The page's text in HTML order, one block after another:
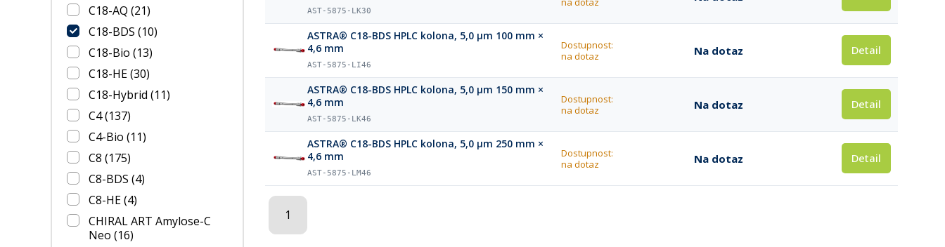
C18-AQ (21)
C18-BDS (10)
C18-Bio (13)
C18-HE(30)
C18-Hybrid (11)
C4(137)
C4-Bio (11)
C8 (175)
C8-BDS (4)
C8-HE(4)
CHIRAL ART Amylose-C
Neo (16)
AST-5875-LK30
ASTRA® C18-BDS HPLC kolona, 5,0 µm 100 mm ×
4,6 mm
AST-5875-LI46
Dostupnost:
na dotaz
Na dotaz Detail
ASTRA® C18-BDS HPLC kolona, 5,0 µm 150 mm ×
4,6 mm
AST-5875-LK46
Dostupnost:
na dotaz
Na dotaz Detail
ASTRA® C18-BDS HPLC kolona, 5,0 µm 250 mm ×
4,6 mm
AST-5875-LM46
Dostupnost:
na dotaz
Na dotaz Detail
1